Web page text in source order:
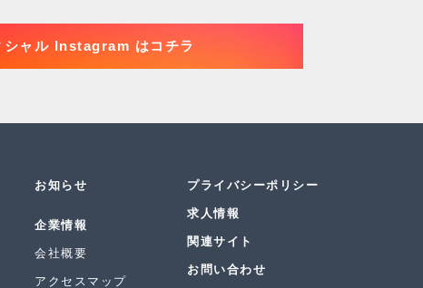
シャル Instagram はコチラ
お知らせ
企業情報
会社概要
アクセスマップ
プライバシーポリシー
求人情報
関連サイト
お問い合わせ